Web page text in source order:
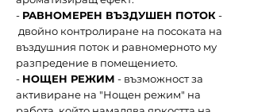
- РАВНОМЕРЕН ВЪЗДУШЕН ПОТОК -
двойно контролиране на посоката на
въздушния поток и равномерното му
разпредение в помещението.
- НОЩЕН РЕЖИМ - възможност за
активиране на "Нощен режим" на